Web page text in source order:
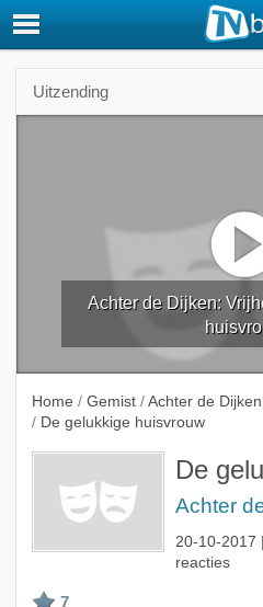
Uitzending
Achter de Dijken:
Home / Gemist / Achter de
/ De gelukkige huisvrouw
De
Achter
20-10-2017
reacties